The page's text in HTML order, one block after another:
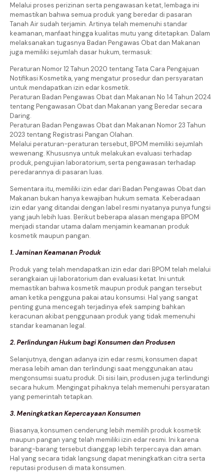
Melalui proses perizinan serta pengawasan ketat, lembaga ini
memastikan bahwa semua produk yang beredar di pasaran
Tanah Air sudah terjamin. Artinya telah memenuhi standar
keamanan, manfaat hingga kualitas mutu yang ditetapkan. Dalam
melaksanakan tugasnya Badan Pengawas Obat dan Makanan
juga memiliki sejumlah dasar hukum, termasuk:
Peraturan Nomor 12 Tahun 2020 tentang Tata Cara Pengajuan
Notifikasi Kosmetika, yang mengatur prosedur dan persyaratan
untuk mendapatkan izin edar kosmetik.
Peraturan Badan Pengawas Obat dan Makanan No 14 Tahun 2024
tentang Pengawasan Obat dan Makanan yang Beredar secara
Daring.
Peraturan Badan Pengawas Obat dan Makanan Nomor 23 Tahun
2023 tentang Registrasi Pangan Olahan.
Melalui peraturan-peraturan tersebut, BPOM memiliki sejumlah
wewenang. Khususnya untuk melakukan evaluasi terhadap
produk, pengujian laboratorium, serta pengawasan terhadap
peredarannya di pasaran luas.
Sementara itu, memiliki izin edar dari Badan Pengawas Obat dan
Makanan bukan hanya kewajiban hukum semata. Keberadaan
izin edar yang ditandai dengan label resmi nyatanya punya fungsi
yang jauh lebih luas. Berikut beberapa alasan mengapa BPOM
menjadi standar utama dalam menjamin keamanan produk
kosmetik maupun pangan.
1. Jaminan Keamanan Produk
Produk yang telah mendapatkan izin edar dari BPOM telah melalui
serangkaian uji laboratorium dan evaluasi ketat. Ini untuk
memastikan bahwa kosmetik maupun produk pangan tersebut
aman ketika pengguna pakai atau konsumsi. Hal yang sangat
penting guna mencegah terjadinya efek samping bahkan
keracunan akibat penggunaan produk yang tidak memenuhi
standar keamanan legal.
2. Perlindungan Hukum bagi Konsumen dan Produsen
Selanjutnya, dengan adanya izin edar resmi, konsumen dapat
merasa lebih aman dan terlindungi saat menggunakan atau
mengonsumsi suatu produk. Di sisi lain, produsen juga terlindungi
secara hukum. Mengingat pihaknya telah memenuhi persyaratan
yang pemerintah tetapkan.
3. Meningkatkan Kepercayaan Konsumen
Biasanya, konsumen cenderung lebih memilih produk kosmetik
maupun pangan yang telah memiliki izin edar resmi. Ini karena
barang-barang tersebut dianggap lebih terpercaya dan aman.
Hal yang secara tidak langsung dapat meningkatkan citra serta
reputasi produsen di mata konsumen.